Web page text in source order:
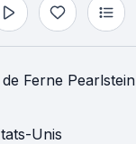
de Ferne Pearlstein
Unis